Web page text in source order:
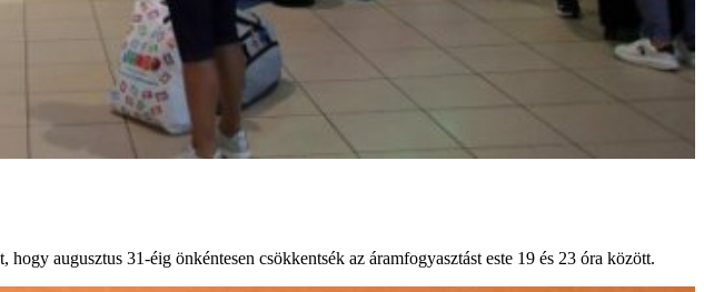
augusztus 31-éig önkéntesen csökkentsék az áramfogyasztást este 19 és 23 óra között.